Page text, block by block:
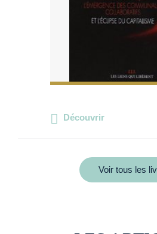
Découvrir
Voir tous les